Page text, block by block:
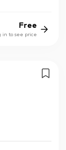
Free
in to see price